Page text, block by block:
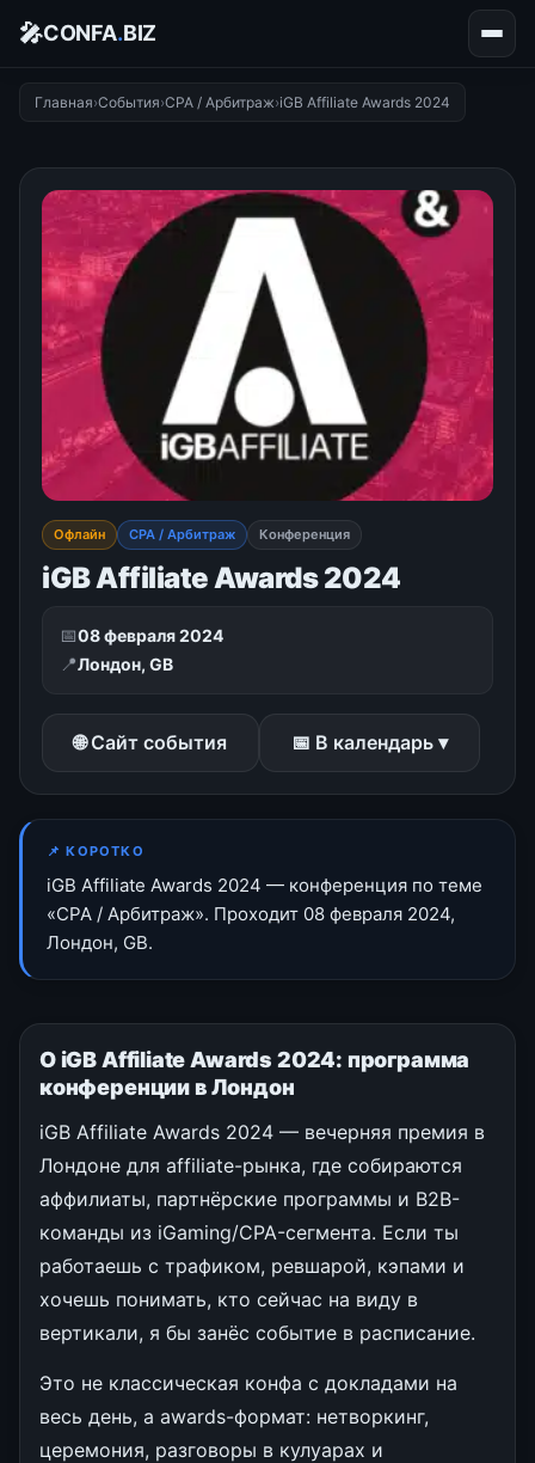
🎤CONFA.BIZ
Главная›События›CPA / Арбитраж›iGB Affiliate Awards 2024
Офлайн CPA / Арбитраж Конференция
iGB Affiliate Awards 2024
📅08 февраля 2024
📍Лондон, GB
🌐 Сайт события 📅 В календарь ▾
📌 КОРОТКО
iGB Affiliate Awards 2024 — конференция по теме
«CPA / Арбитраж». Проходит 08 февраля 2024,
Лондон, GB.
О iGB Affiliate Awards 2024: программа
конференции в Лондон
iGB Affiliate Awards 2024 — вечерняя премия в
Лондоне для affiliate-рынка, где собираются
аффилиаты, партнёрские программы и B2B-
команды из iGaming/CPA-сегмента. Если ты
работаешь с трафиком, ревшарой, кэпами и
хочешь понимать, кто сейчас на виду в
вертикали, я бы занёс событие в расписание.
Это не классическая конфа с докладами на
весь день, а awards-формат: нетворкинг,
церемония, разговоры в кулуарах и